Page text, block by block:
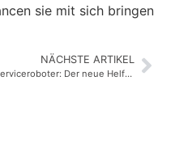
sie mit sich bringen
NÄCHSTE ARTIKEL
Serviceroboter: Der neue Helfer im Alltag